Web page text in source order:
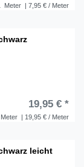
Meter | 7,95 € / Meter
Meter | 19,95 € / Meter
19,95 € *
leicht